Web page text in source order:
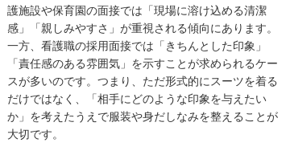
護施設や保育園の面接では「現場に溶け込める清潔
感」「親しみやすさ」が重視される傾向にあります。
一方、看護職の採用面接では「きちんとした印象」
「責任感のある雰囲気」を示すことが求められるケー
スが多いのです。つまり、ただ形式的にスーツを着る
だけではなく、「相手にどのような印象を与えたい
か」を考えたうえで服装や身だしなみを整えることが
大切です。